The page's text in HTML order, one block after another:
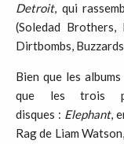
Detroit, qui
(Soledad
Dirtbombs,
Bien que les
que les trois
disques : Elephant,
Rag de Liam